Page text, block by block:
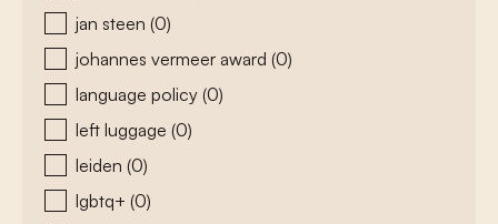
jan steen (0)
johannes vermeer award (0)
language policy (0)
left luggage (0)
leiden (0)
lgbtq+ (0)